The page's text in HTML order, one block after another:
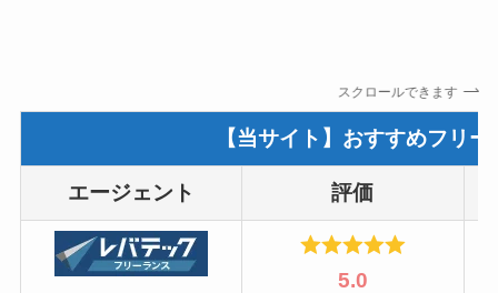
スクロールできます
【当サイト】おすすめフリ
エージェント 評価
5.0